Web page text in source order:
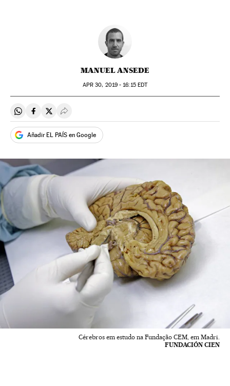
MANUEL ANSEDE
APR 30, 2019 - 16:15EDT
Compartir en Whatsapp
Compartir en Facebook
Compartir en Twitter
Desplegar Redes Sociales
Añadir EL PAÍS en Google
Cérebros em estudo na Fundação CEM, em Madri.
FUNDACIÓN CIEN